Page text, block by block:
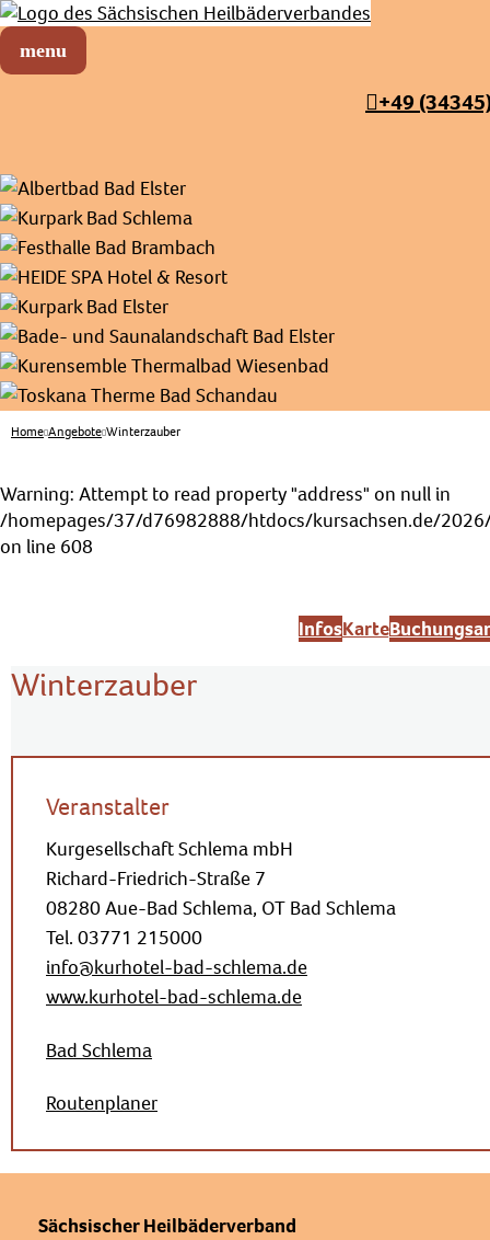
Sächsischer Heilbäderverband
+49
Home Angebote Winterzauber
Warning: Attempt to read property "address" on null in
/homepages/37/d76982888/htdocs/kursachsen.de/
on line 608
InfosKarte
Winterzauber
Veranstalter
Kurgesellschaft Schlema mbH
Richard-Friedrich-Straße 7
08280 Aue-Bad Schlema, OT Bad Schlema
Tel. 03771 215000
info@kurhotel-bad-schlema.de
www.kurhotel-bad-schlema.de
Bad Schlema
Routenplaner
Sächsischer Heilbäderverband